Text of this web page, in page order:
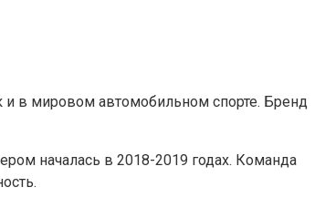
и в мировом автомобильном спорте. Бренд
началась в 2018-2019 годах. Команда